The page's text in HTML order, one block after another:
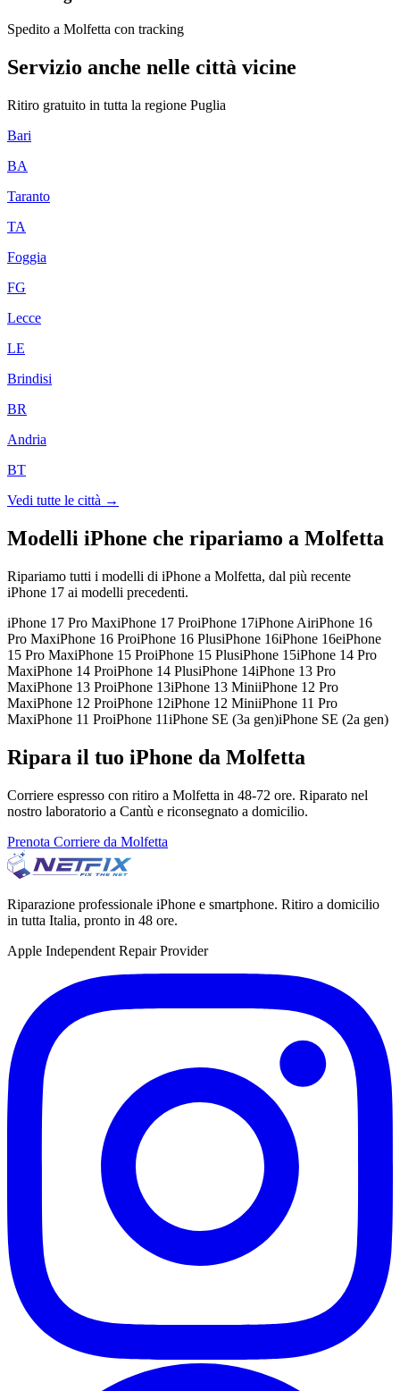
Spedito a Molfetta con tracking
Servizio anche nelle città vicine
Ritiro gratuito in tutta la regione Puglia
Bari
BA
Taranto
TA
Foggia
FG
Lecce
LE
Brindisi
BR
Andria
BT
Vedi tutte le città →
Modelli iPhone che ripariamo a Molfetta
Ripariamo tutti i modelli di iPhone a Molfetta, dal più recente
iPhone 17 ai modelli precedenti.
iPhone 17 Pro MaxiPhone 17 ProiPhone 17iPhone AiriPhone 16
Pro MaxiPhone 16 ProiPhone 16 PlusiPhone 16iPhone 16eiPhone
15 Pro MaxiPhone 15 ProiPhone 15 PlusiPhone 15iPhone 14 Pro
MaxiPhone 14 ProiPhone 14 PlusiPhone 14iPhone 13 Pro
MaxiPhone 13 ProiPhone 13iPhone 13 MiniiPhone 12 Pro
MaxiPhone 12 ProiPhone 12iPhone 12 MiniiPhone 11 Pro
MaxiPhone 11 ProiPhone 11iPhone SE (3a gen)iPhone SE (2a gen)
Ripara il tuo iPhone da Molfetta
Corriere espresso con ritiro a Molfetta in 48-72 ore. Riparato nel
nostro laboratorio a Cantù e riconsegnato a domicilio.
Prenota Corriere da Molfetta
Riparazione professionale iPhone e smartphone. Ritiro a domicilio
in tutta Italia, pronto in 48 ore.
Apple Independent Repair Provider